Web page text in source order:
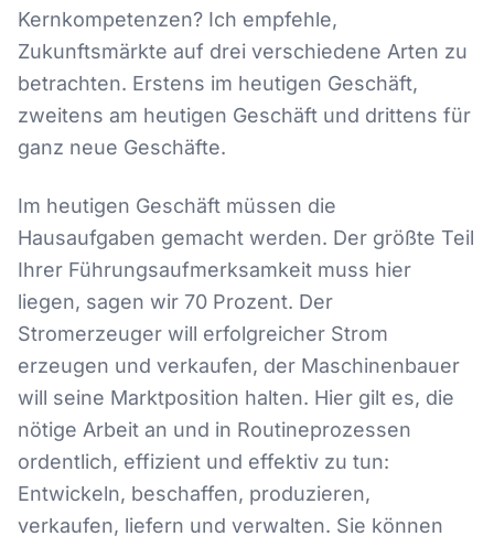
Kernkompetenzen? Ich empfehle,
Zukunftsmärkte auf drei verschiedene Arten zu
betrachten. Erstens im heutigen Geschäft,
zweitens am heutigen Geschäft und drittens für
ganz neue Geschäfte.
Im heutigen Geschäft müssen die
Hausaufgaben gemacht werden. Der größte Teil
Ihrer Führungsaufmerksamkeit muss hier
liegen, sagen wir 70 Prozent. Der
Stromerzeuger will erfolgreicher Strom
erzeugen und verkaufen, der Maschinenbauer
will seine Marktposition halten. Hier gilt es, die
nötige Arbeit an und in Routineprozessen
ordentlich, effizient und effektiv zu tun:
Entwickeln, beschaffen, produzieren,
verkaufen, liefern und verwalten. Sie können